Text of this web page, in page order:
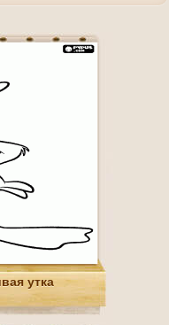
утка